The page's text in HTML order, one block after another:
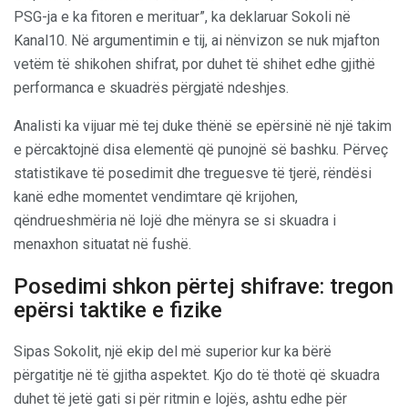
PSG-ja e ka fitoren e merituar”, ka deklaruar Sokoli në
Kanal10. Në argumentimin e tij, ai nënvizon se nuk mjafton
vetëm të shikohen shifrat, por duhet të shihet edhe gjithë
performanca e skuadrës përgjatë ndeshjes.
Analisti ka vijuar më tej duke thënë se epërsinë në një takim
e përcaktojnë disa elementë që punojnë së bashku. Përveç
statistikave të posedimit dhe treguesve të tjerë, rëndësi
kanë edhe momentet vendimtare që krijohen,
qëndrueshmëria në lojë dhe mënyra se si skuadra i
menaxhon situatat në fushë.
Posedimi shkon përtej shifrave: tregon
epërsi taktike e fizike
Sipas Sokolit, një ekip del më superior kur ka bërë
përgatitje në të gjitha aspektet. Kjo do të thotë që skuadra
duhet të jetë gati si për ritmin e lojës, ashtu edhe për